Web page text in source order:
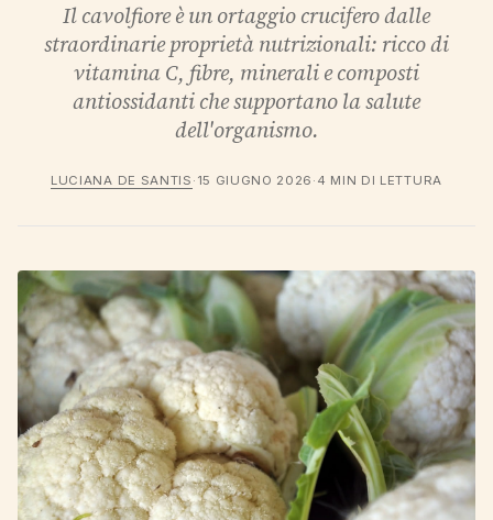
Il cavolfiore è un ortaggio crucifero dalle
straordinarie proprietà nutrizionali: ricco di
vitamina C, fibre, minerali e composti
antiossidanti che supportano la salute
dell'organismo.
LUCIANA DE SANTIS · 15 GIUGNO 2026 · 4 MIN DI LETTURA